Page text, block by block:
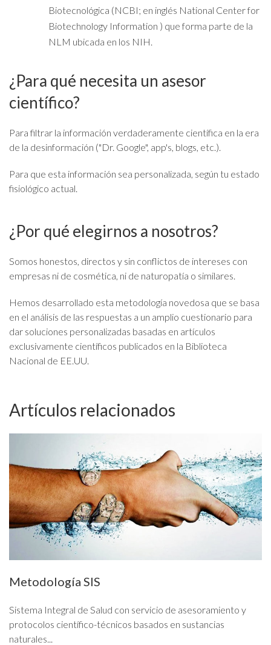
Biotecnológica (NCBI; en inglés National Center for
Biotechnology Information ) que forma parte de la
NLM ubicada en los NIH.
¿Para qué necesita un asesor
científico?
Para filtrar la información verdaderamente científica en la era
de la desinformación ("Dr. Google", app's, blogs, etc.).
Para que esta información sea personalizada, según tu estado
fisiológico actual.
¿Por qué elegirnos a nosotros?
Somos honestos, directos y sin conflictos de intereses con
empresas ni de cosmética, ni de naturopatía o similares.
Hemos desarrollado esta metodología novedosa que se basa
en el análisis de las respuestas a un amplio cuestionario para
dar soluciones personalizadas basadas en artículos
exclusivamente científicos publicados en la Biblioteca
Nacional de EE.UU.
Artículos relacionados
Metodología SIS
Sistema Integral de Salud con servicio de asesoramiento y
protocolos científico-técnicos basados en sustancias
naturales...